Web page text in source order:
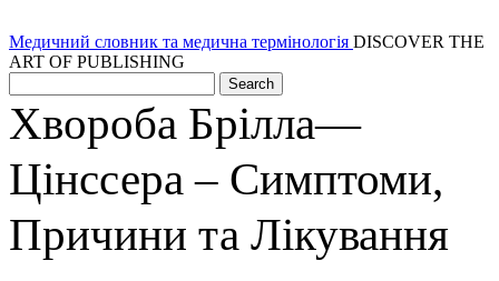
Медичний словник та медична термінологія DISCOVER THE
ART OF PUBLISHING
Хвороба Брілла—
Цінссера – Симптоми,
Причини та Лікування